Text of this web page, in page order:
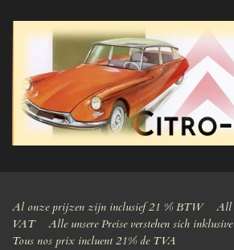
Al onze prijzen zijn inclusief 21 % BTW All
VAT Alle unsere Preise verstehen sich
Tous nos prix incluent 21% de TVA